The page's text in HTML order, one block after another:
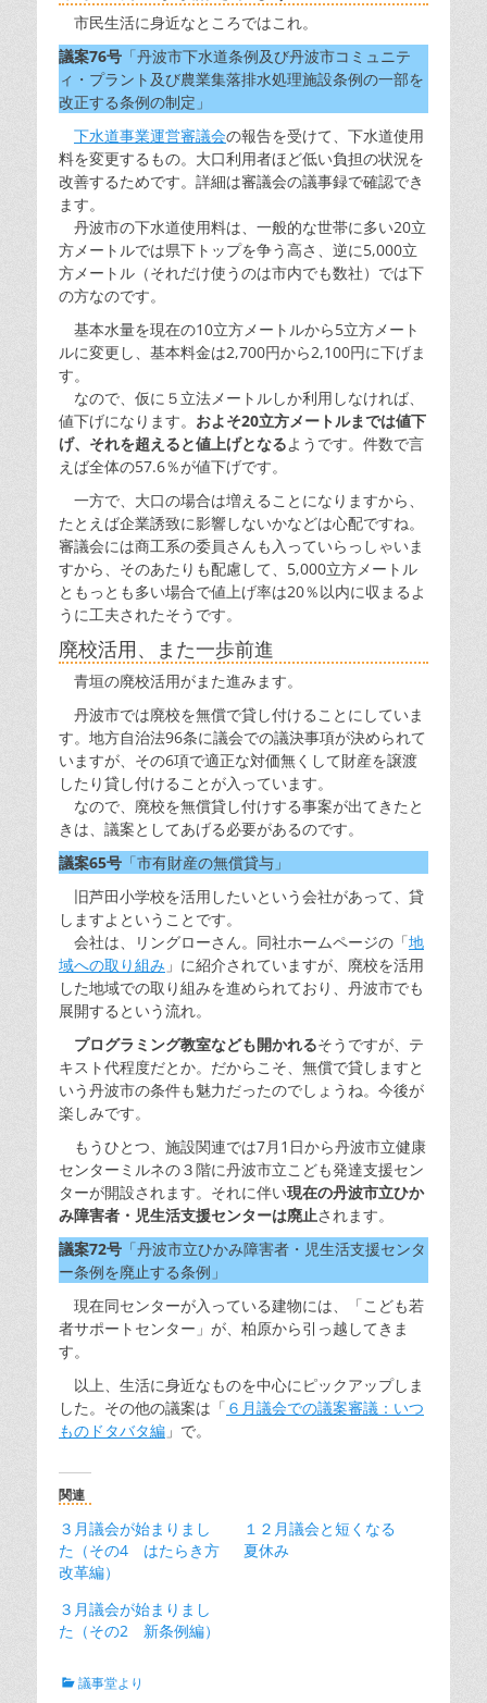
市民生活に身近なところではこれ。
議案76号 「丹波市下水道条例及び丹波市コミュニテ
ィ・プラント及び農業集落排水処理施設条例の一部を
改正する条例の制定」
下水道事業運営審議会の報告を受けて、下水道使用
料を変更するもの。大口利用者ほど低い負担の状況を
改善するためです。詳細は審議会の議事録で確認でき
ます。
丹波市の下水道使用料は、一般的な世帯に多い20立
方メートルでは県下トップを争う高さ、逆に5,000立
方メートル（それだけ使うのは市内でも数社）では下
の方なのです。
基本水量を現在の10立方メートルから5立方メート
ルに変更し、基本料金は2,700円から2,100円に下げま
す。
なので、仮に５立法メートルしか利用しなければ、
値下げになります。 およそ20立方メートルまでは値下
げ、それを超えると値上げとなるようです。件数で言
えば全体の57.6％が値下げです。
一方で、大口の場合は増えることになりますから、
たとえば企業誘致に影響しないかなどは心配ですね。
審議会には商工系の委員さんも入っていらっしゃいま
すから、そのあたりも配慮して、5,000立方メートル
ともっとも多い場合で値上げ率は20％以内に収まるよ
うに工夫されたそうです。
廃校活用、また一歩前進
青垣の廃校活用がまた進みます。
丹波市では廃校を無償で貸し付けることにしていま
す。地方自治法96条に議会での議決事項が決められて
いますが、その6項で適正な対価無くして財産を譲渡
したり貸し付けることが入っています。
なので、廃校を無償貸し付けする事案が出てきたと
きは、議案としてあげる必要があるのです。
議案65号 「市有財産の無償貸与」
旧芦田小学校を活用したいという会社があって、貸
しますよということです。
会社は、リングローさん。同社ホームページの「地
域への取り組み 」に紹介されていますが、廃校を活用
した地域での取り組みを進められており、丹波市でも
展開するという流れ。
プログラミング教室なども開かれるそうですが、テ
キスト代程度だとか。だからこそ、無償で貸しますと
いう丹波市の条件も魅力だったのでしょうね。今後が
楽しみです。
もうひとつ、施設関連では7月1日から丹波市立健康
センターミルネの３階に丹波市立こども発達支援セン
ターが開設されます。それに伴い現在の丹波市立ひか
み障害者・児生活支援センターは廃止されます。
議案72号 「丹波市立ひかみ障害者・児生活支援センタ
ー条例を廃止する条例」
現在同センターが入っている建物には、「こども若
者サポートセンター」が、柏原から引っ越してきま
す。
以上、生活に身近なものを中心にピックアップしま
した。その他の議案は「 ６月議会での議案審議：いつ
ものドタバタ編 」で。
関連
３月議会が始まりまし
た（その4 はたらき方
改革編）
１２月議会と短くなる
夏休み
３月議会が始まりまし
た（その2 新条例編）
カ 議事堂より